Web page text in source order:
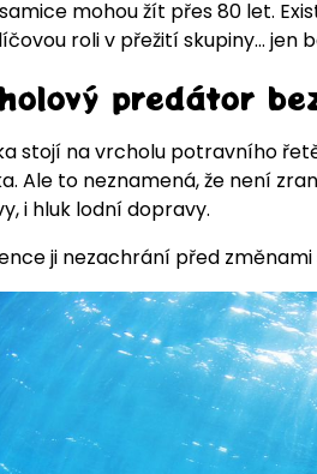
mohou žít přes 80 let.
roli v přežití skupiny... jen
predátor
stojí na vrcholu potravního
Ale to neznamená, že není
i hluk lodní dopravy.
ji nezachrání před změnami